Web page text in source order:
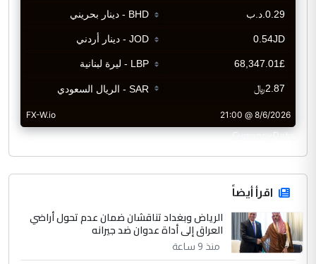
CurrencyRate
اقرأ أيضاً
الرياض وبغداد تناقشان ضمان عدم تحول أراضي
العراق إلى أداة عدوان ضد جيرانه
منذ 9 ساعة